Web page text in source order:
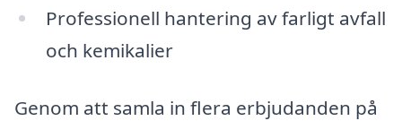
Professionell hantering av farligt avfall
och kemikalier
Genom att samla in flera erbjudanden på